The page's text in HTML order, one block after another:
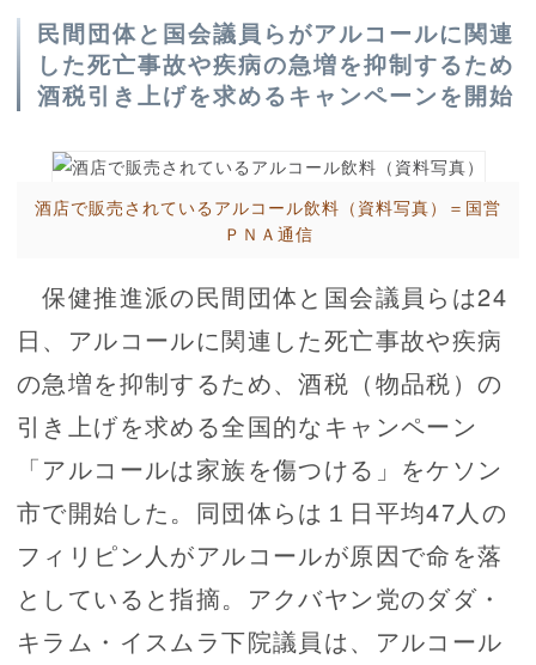
民間団体と国会議員らがアルコールに関連
した死亡事故や疾病の急増を抑制するため
酒税引き上げを求めるキャンペーンを開始
酒店で販売されているアルコール飲料（資料写真）＝国営
ＰＮＡ通信
保健推進派の民間団体と国会議員らは24
日、アルコールに関連した死亡事故や疾病
の急増を抑制するため、酒税（物品税）の
引き上げを求める全国的なキャンペーン
「アルコールは家族を傷つける」をケソン
市で開始した。同団体らは１日平均47人の
フィリピン人がアルコールが原因で命を落
としていると指摘。アクバヤン党のダダ・
キラム・イスムラ下院議員は、アルコール